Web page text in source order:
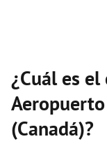
¿Cuál es
(Canadá)?